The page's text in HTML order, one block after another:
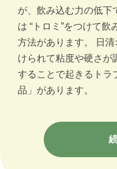
が、飲み込む力の低下
は “トロミ”をつけて
方法があります。 日
けられて粘度や硬さが
することで起きるトラ
品」があります。